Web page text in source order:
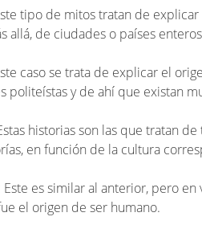
tipo de mitos tratan de
allá, de ciudades o países
caso se trata de explicar el
politeístas y de ahí que existan
historias son las que tratan
en función de la cultura
Este es similar al anterior, pero
el origen de ser humano.